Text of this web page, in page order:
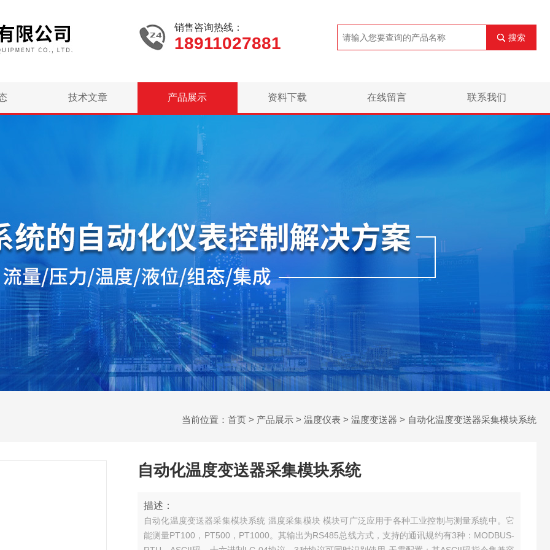
销售咨询热线：
18911027881 搜索
技术文章 产品展示 资料下载 在线留言 联系我们
当前位置： 首页 > 产品展示 > 温度仪表 > 温度变送器 > 自动化温度变送器采集模块系统
自动化温度变送器采集模块系统
描述：
自动化温度变送器采集模块系统 温度采集模块 模块可广泛应用于各种工业控制与测量系统中。它
能测量PT100，PT500，PT1000。其输出为RS485总线方式，支持的通讯规约有3种：MODBUS-